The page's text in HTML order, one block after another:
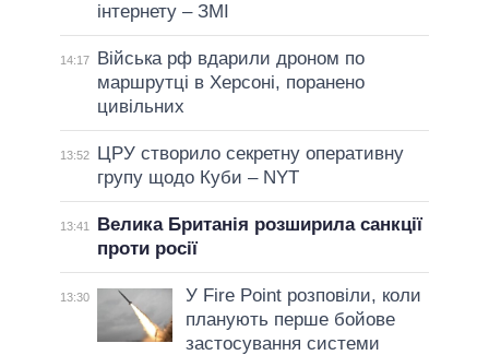
інтернету – ЗМІ
14:17
Війська рф вдарили дроном по
маршрутці в Херсоні, поранено
цивільних
13:52
ЦРУ створило секретну оперативну
групу щодо Куби – NYT
13:41
Велика Британія розширила санкції
проти росії
13:30
У Fire Point розповіли, коли
планують перше бойове
застосування системи